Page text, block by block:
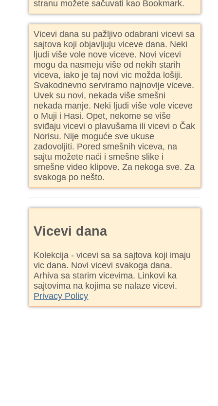
stranu možete sačuvati kao Bookmark.
Vicevi dana su pažljivo odabrani vicevi sa
sajtova koji objavljuju viceve dana. Neki
ljudi više vole nove viceve. Novi vicevi
mogu da nasmeju više od nekih starih
viceva, iako je taj novi vic možda lošiji.
Svakodnevno serviramo najnovije viceve.
Uvek su novi, nekada više smešni
nekada manje. Neki ljudi više vole viceve
o Muji i Hasi. Opet, nekome se više
sviđaju vicevi o plavušama ili vicevi o Čak
Norisu. Nije moguće sve ukuse
zadovoljiti. Pored smešnih viceva, na
sajtu možete naći i smešne slike i
smešne video klipove. Za nekoga sve. Za
svakoga po nešto.
Vicevi dana
Kolekcija - vicevi sa sa sajtova koji imaju
vic dana. Novi vicevi svakoga dana.
Arhiva sa starim vicevima. Linkovi ka
sajtovima na kojima se nalaze vicevi.
Privacy Policy